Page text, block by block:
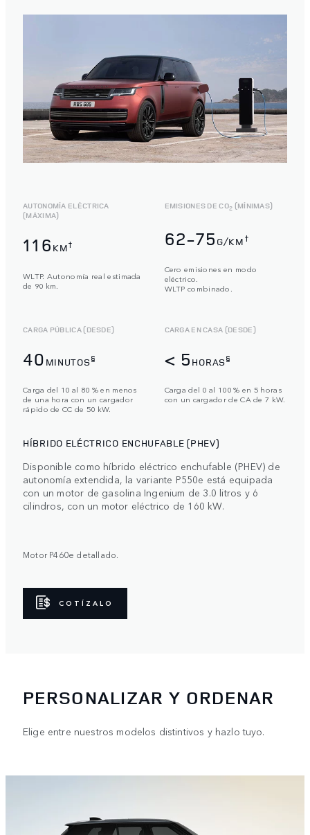
AUTONOMÍA ELÉCTRICA
(MÁXIMA)
116 KM†
WLTP. Autonomía real estimada
de 90 km.
EMISIONES DE CO2 (MÍNIMAS)
62-75 G/KM †
Cero emisiones en modo
eléctrico.
WLTP combinado.
CARGA PÚBLICA (DESDE)
40 MINUTOS§
Carga del 10 al 80 % en menos
de una hora con un cargador
rápido de CC de 50 kW.
CARGA EN CASA (DESDE)
< 5 HORAS§
Carga del 0 al 100 % en 5 horas
con un cargador de CA de 7 kW.
HÍBRIDO ELÉCTRICO ENCHUFABLE (PHEV)
Disponible como híbrido eléctrico enchufable (PHEV) de
autonomía extendida, la variante P550e está equipada
con un motor de gasolina Ingenium de 3.0 litros y 6
cilindros, con un motor eléctrico de 160 kW.
Motor P460e detallado.
COTÍZALO
PERSONALIZAR Y ORDENAR
Elige entre nuestros modelos distintivos y hazlo tuyo.